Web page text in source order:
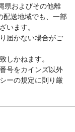
県およびその他離
配送地域でも、一部
います。
届かない場合がご
しかねます。
号をカインズ以外
ーの規定に則り厳